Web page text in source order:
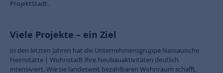
ProjektStadt.
Viele Projekte – ein Ziel
In den letzten Jahren hat die Unternehmensgruppe Nassauische
Heimstätte | Wohnstadt ihre Neubauaktivitäten deutlich
intensiviert. Wie sie landesweit bezahlbaren Wohnraum schafft,